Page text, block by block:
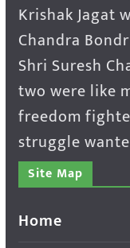
Krishak Jagat
Chandra
Shri Suresh
two were like
freedom
struggle
Site Map
Home